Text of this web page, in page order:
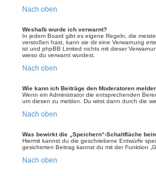
Nach oben
Weshalb wurde ich verwarnt?
In jedem Board gibt es eigene Regeln, die
verstoßen hast, kann sie dir eine Verwarnung
ist und phpBB Limited nichts mit dieser
wieso du verwarnt wurdest.
Nach oben
Wie kann ich Beiträge den Moderatoren
Wenn ein Administrator die entsprechenden
um diesen zu melden. Du wirst dann durch die
Nach oben
Was bewirkt die „Speichern“-Schaltfläche
Hiermit kannst du die geschriebene Entwürfe
gesicherten Beitrag kannst du mit der Funktion
Nach oben